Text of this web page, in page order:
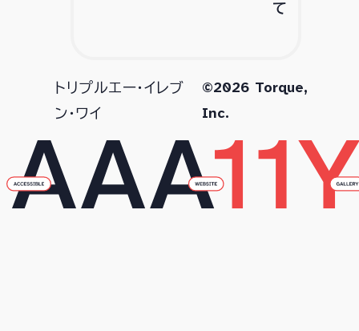
て
トリプルエー・イレブ
ン・ワイ
©2026 Torque,
Inc.